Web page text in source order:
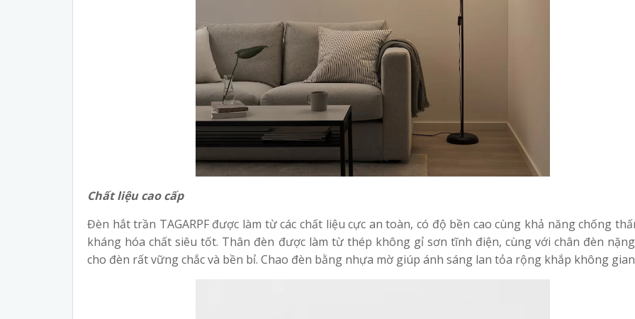
Chất liệu cao cấp
Đèn hắt trần TAGARPF được làm từ các chất liệu cực an toàn, có độ bền cao cùng khả năng chống
kháng hóa chất siêu tốt. Thân đèn được làm từ thép không gỉ sơn tĩnh điện, cùng với chân đèn
cho đèn rất vững chắc và bền bỉ. Chao đèn bằng nhựa mờ giúp ánh sáng lan tỏa rộng khắp không